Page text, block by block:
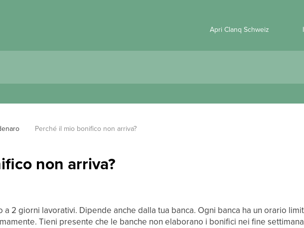
Apri Clanq Schweiz
Perché il mio bonifico non arriva?
non arriva?
2 giorni lavorativi. Dipende anche dalla tua banca. Ogni banca ha un orario
Tieni presente che le banche non elaborano i bonifici nei fine